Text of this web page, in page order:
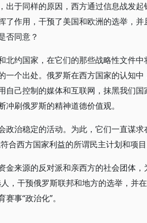
出于同样的原因，西方通过信息战发
了作用，干预了美国和欧洲的选举，并
否同意？
北约国家，在它们的那些战略性文件中
一个出处。俄罗斯在西方国家的认知
自己控制的媒体和互联网，抹黑我们
刷俄罗斯的精神道德价值观。
政治稳定的活动。为此，它们一直谋
合西方国家利益的所谓民主计划和项目
金来源的反对派和亲西方的社会团体，
，干预俄罗斯联邦和地方的选举，并
事“政治化”。